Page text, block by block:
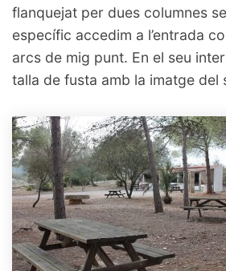
flanquejat per dues columnes
específic accedim a l’entrada
arcs de mig punt. En el seu
talla de fusta amb la imatge del